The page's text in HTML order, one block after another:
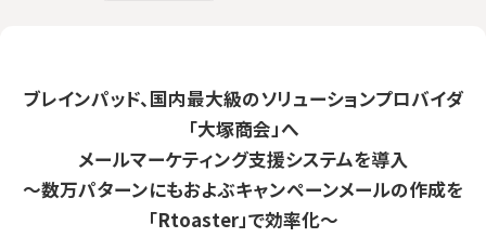
ブレインパッド、国内最大級のソリューションプロバイダ
「大塚商会」へ
メールマーケティング支援システムを導入
〜数万パターンにもおよぶキャンペーンメールの作成を
「Rtoaster」で効率化〜